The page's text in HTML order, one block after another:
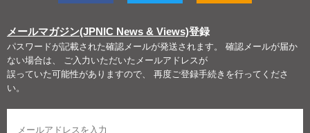
メールマガジン(JPNIC News & Views)登録
パスワードが記載された確認メールが発送されます。 確認メールが届か
ない場合は、 ご入力いただいたメールアドレスが
誤っていた可能性がありますので、 再度ご登録手続きを行ってくださ
い。